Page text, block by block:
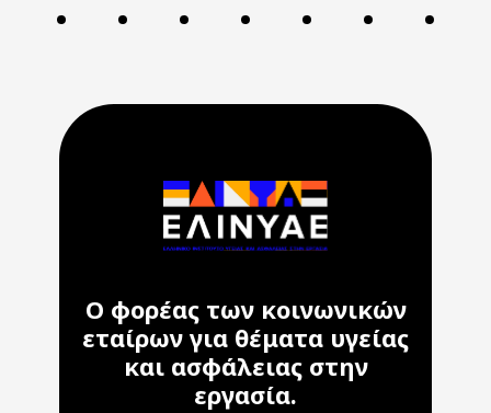
Ο φορέας των κοινωνικών
εταίρων για θέματα υγείας
και ασφάλειας στην
εργασία.